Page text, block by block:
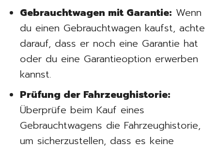
Gebrauchtwagen mit Garantie: Wenn
du einen Gebrauchtwagen kaufst, achte
darauf, dass er noch eine Garantie hat
oder du eine Garantieoption erwerben
kannst.
Prüfung der Fahrzeughistorie:
Überprüfe beim Kauf eines
Gebrauchtwagens die Fahrzeughistorie,
um sicherzustellen, dass es keine